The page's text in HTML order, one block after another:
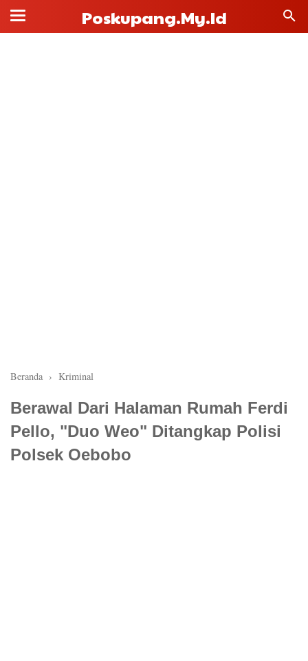
Poskupang.my.id
Beranda › Kriminal
Berawal Dari Halaman Rumah Ferdi
Pello, "Duo Weo" Ditangkap Polisi
Polsek Oebobo